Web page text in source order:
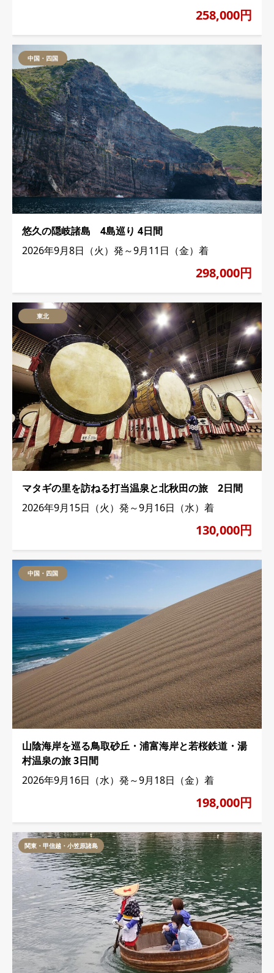
258,000円
中国・四国
悠久の隠岐諸島 4島巡り 4日間
2026年9月8日（火）発～9月11日（金）着
298,000円
東北
マタギの里を訪ねる打当温泉と北秋田の旅 2日間
2026年9月15日（火）発～9月16日（水）着
130,000円
中国・四国
山陰海岸を巡る鳥取砂丘・浦富海岸と若桜鉄道・湯
村温泉の旅 3日間
2026年9月16日（水）発～9月18日（金）着
198,000円
関東・甲信越・小笠原諸島